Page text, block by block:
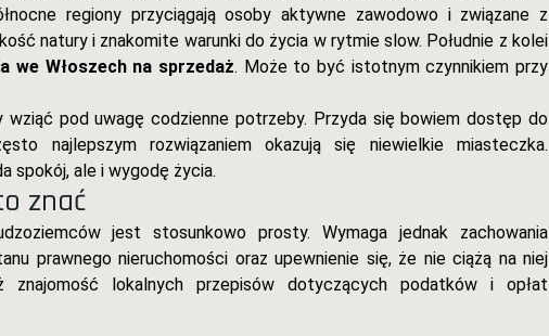
regiony przyciągają osoby aktywne zawodowo i związane z
natury i znakomite warunki do życia w rytmie slow. Południe z kolei
we Włoszech na sprzedaż. Może to być istotnym czynnikiem przy
wziąć pod uwagę codzienne potrzeby. Przyda się bowiem dostęp do
najlepszym rozwiązaniem okazują się niewielkie miasteczka.
spokój, ale i wygodę życia.
znać
jest stosunkowo prosty. Wymaga jednak zachowania
prawnego nieruchomości oraz upewnienie się, że nie ciążą na niej
znajomość lokalnych przepisów dotyczących podatków i opłat